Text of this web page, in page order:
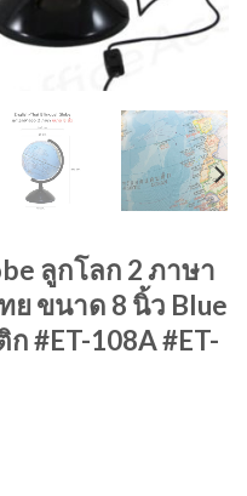
ลูกโลก 2 ภาษา
ย ขนาด 8 นิ้ว Blue
#ET-108A #ET-